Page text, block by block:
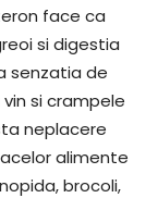
face ca
si digestia
senzatia de
si crampele
neplacere
alimente
brocoli,